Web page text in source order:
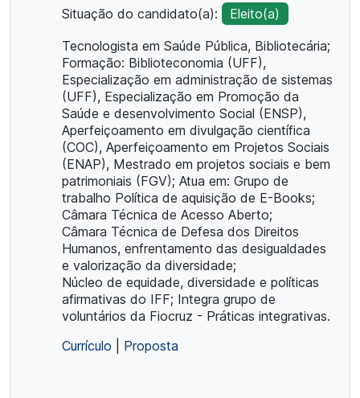
Situação do candidato(a):
Eleito(a)
Tecnologista em Saúde Pública, Bibliotecária;
Formação: Biblioteconomia (UFF),
Especialização em administração de sistemas
(UFF), Especialização em Promoção da
Saúde e desenvolvimento Social (ENSP),
Aperfeiçoamento em divulgação científica
(COC), Aperfeiçoamento em Projetos Sociais
(ENAP), Mestrado em projetos sociais e bem
patrimoniais (FGV); Atua em: Grupo de
trabalho Política de aquisição de E-Books;
Câmara Técnica de Acesso Aberto;
Câmara Técnica de Defesa dos Direitos
Humanos, enfrentamento das desigualdades
e valorização da diversidade;
Núcleo de equidade, diversidade e políticas
afirmativas do IFF; Integra grupo de
voluntários da Fiocruz - Práticas integrativas.
Currículo
Proposta